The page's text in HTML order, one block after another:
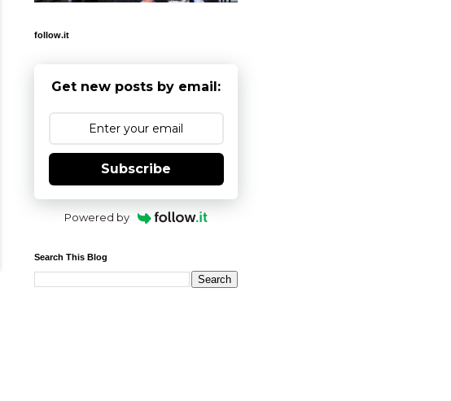
follow.it
Get new posts by email:
Subscribe
Powered by
Search This Blog